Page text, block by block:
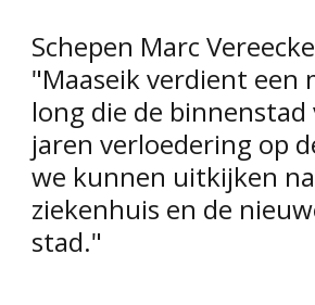
Schepen Marc
"Maaseik verdient een
long die de
jaren verloedering op
we kunnen uitkijken
ziekenhuis en de
stad."